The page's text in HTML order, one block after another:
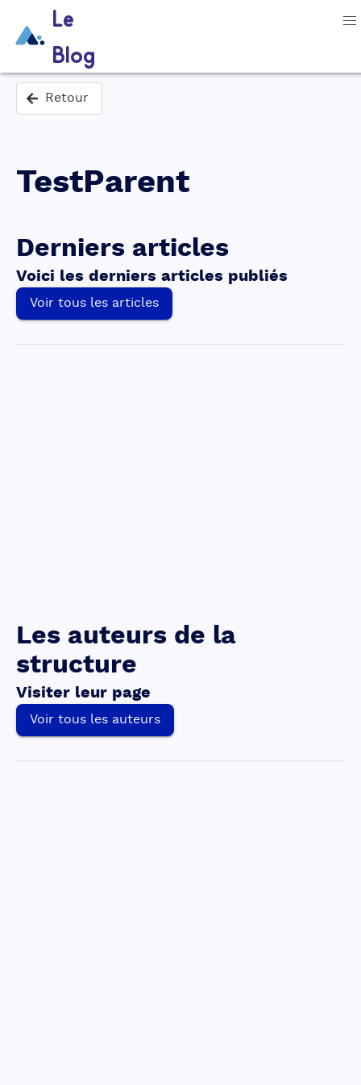
Le
Blog
Retour
TestParent
Derniers articles
Voici les derniers articles publiés
Voir tous les articles
Les auteurs de la
structure
Visiter leur page
Voir tous les auteurs